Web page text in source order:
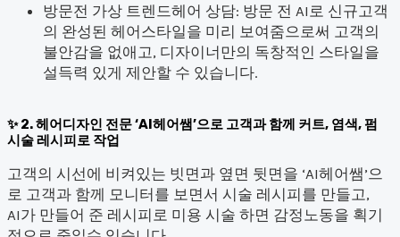
방문전 가상 트렌드헤어 상담: 방문 전 AI로 신규고객
의 완성된 헤어스타일을 미리 보여줌으로써 고객의
불안감을 없애고, 디자이너만의 독창적인 스타일을
설득력 있게 제안할 수 있습니다.
2. 헤어디자인 전문 ‘AI헤어쌤’으로 고객과 함께 커트, 염색, 펌
시술 레시피로 작업
고객의 시선에 비켜있는 빗면과 옆면 뒷면을 ‘AI헤어쌤’으
로 고객과 함께 모니터를 보면서 시술 레시피를 만들고,
AI가 만들어 준 레시피로 미용 시술 하면 감정노동을 획기